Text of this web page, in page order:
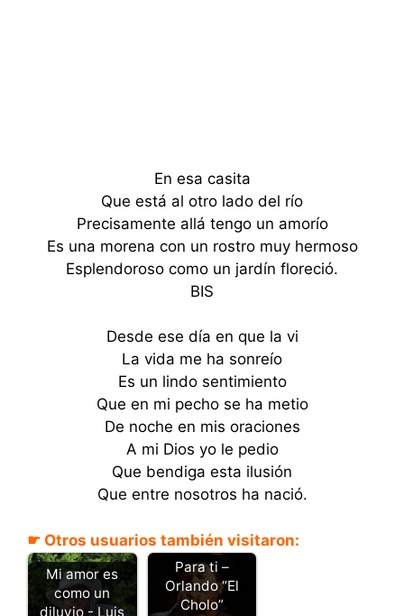
En esa casita
Que está al otro lado del río
Precisamente allá tengo un amorío
Es una morena con un rostro muy hermoso
Esplendoroso como un jardín floreció.
BIS
Desde ese día en que la vi
La vida me ha sonreío
Es un lindo sentimiento
Que en mi pecho se ha metio
De noche en mis oraciones
A mi Dios yo le pedio
Que bendiga esta ilusión
Que entre nosotros ha nació.
☛ Otros usuarios también visitaron:
Mi amor es
como un
diluvio - Luis
Para ti –
Orlando “El
Cholo”